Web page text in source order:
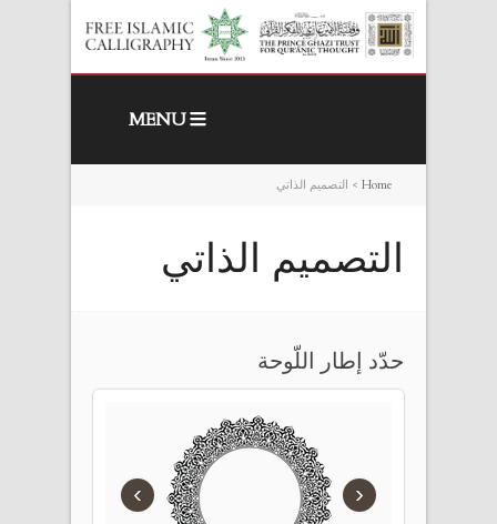
MENU
Home
> التصميم الذاتي
التصميم الذاتي
حدّد إطار اللّوحة
› ‹